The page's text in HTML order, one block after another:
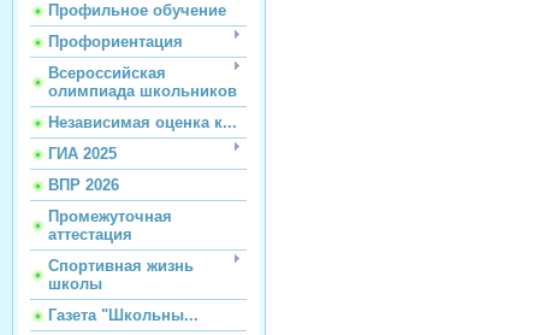
Профильное обучение
Профориентация
Всероссийская
олимпиада школьников
Независимая оценка к...
ГИА 2025
ВПР 2026
Промежуточная
аттестация
Спортивная жизнь
школы
Газета "Школьны...